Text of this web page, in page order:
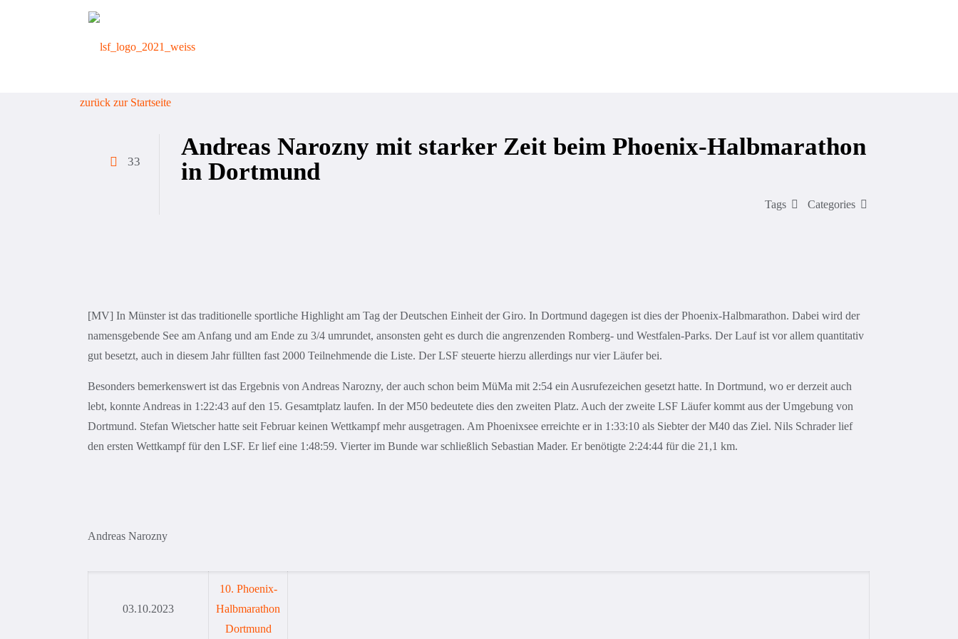
zurück zur Startseite
33
Andreas Narozny mit starker Zeit beim Phoenix-Halbmarathon
in Dortmund
Categories
Tags
[MV] In Münster ist das traditionelle sportliche Highlight am Tag der Deutschen Einheit der Giro. In Dortmund dagegen ist dies der Phoenix-Halbmarathon. Dabei wird der
namensgebende See am Anfang und am Ende zu 3/4 umrundet, ansonsten geht es durch die angrenzenden Romberg- und Westfalen-Parks. Der Lauf ist vor allem quantitativ
gut besetzt, auch in diesem Jahr füllten fast 2000 Teilnehmende die Liste. Der LSF steuerte hierzu allerdings nur vier Läufer bei.
Besonders bemerkenswert ist das Ergebnis von Andreas Narozny, der auch schon beim MüMa mit 2:54 ein Ausrufezeichen gesetzt hatte. In Dortmund, wo er derzeit auch
lebt, konnte Andreas in 1:22:43 auf den 15. Gesamtplatz laufen. In der M50 bedeutete dies den zweiten Platz. Auch der zweite LSF Läufer kommt aus der Umgebung von
Dortmund. Stefan Wietscher hatte seit Februar keinen Wettkampf mehr ausgetragen. Am Phoenixsee erreichte er in 1:33:10 als Siebter der M40 das Ziel. Nils Schrader lief
den ersten Wettkampf für den LSF. Er lief eine 1:48:59. Vierter im Bunde war schließlich Sebastian Mader. Er benötigte 2:24:44 für die 21,1 km.
Andreas Narozny
03.10.2023
10. Phoenix-
Halbmarathon
Dortmund